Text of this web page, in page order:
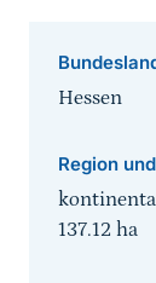
Hessen
Region
137.12 ha